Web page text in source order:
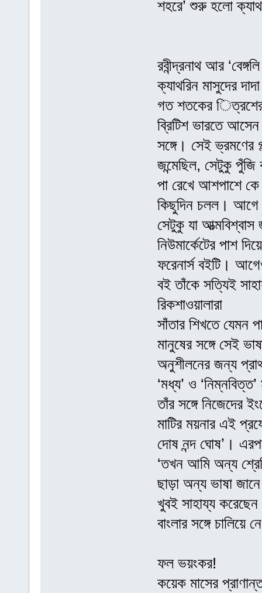
শহরে’ শুরু হলো
রবীন্দ্রনাথ আর
ক্যাথরিন মাসুদের
গত শতকের িত্রশের
ব্রিটিশ ভারতে
সঙ্গে। সেই ভ্রমণের
জন্মেছিল, সেটুকু পুঁজি
পা রেখে আশপাশে
কিছুদিন চলল। আগে
সেটুকু যা
নিউমার্কেটের পাশ
ফরেনার্স বইটি।
বই তাঁকে সত্যিই
রিকশাওয়ালারা
সাঁতার শিখতে যেমন
মানুষের সঙ্গে সেই
অনুশীলনের জন্য
‘মধ্য’ ও
তাঁর সঙ্গে নিজেদের
মাটির ময়নার এই
দোষ নন্দ ঘোষ’।
‘তখন আমি অন্য
ছাড়া অন্য ভাষা
খুবই সাহায্য
বাংলার সঙ্গে
ফল ভয়ংকর!
কয়েক মাসের